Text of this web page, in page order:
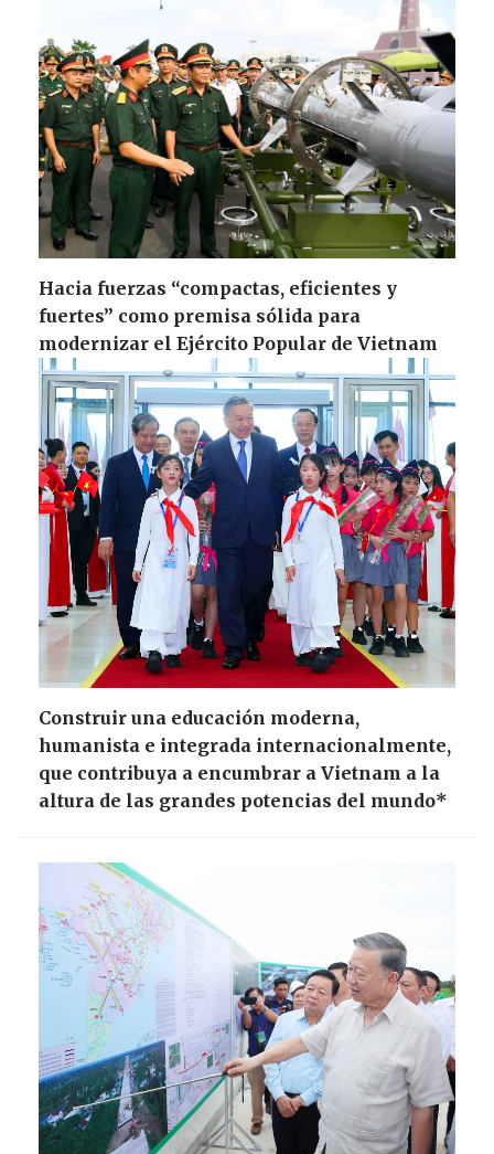
Hacia fuerzas “compactas, eficientes y
fuertes” como premisa sólida para
modernizar el Ejército Popular de Vietnam
Construir una educación moderna,
humanista e integrada internacionalmente,
que contribuya a encumbrar a Vietnam a la
altura de las grandes potencias del mundo*